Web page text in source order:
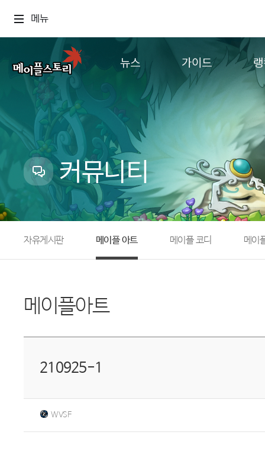
메뉴
뉴스
업데이트
이벤트
캐시샵 공지
메이플 알림판
with maple
가이드
추가정보
컨텐
커뮤니티
자유게시판 메이플 아트 메이플 코디 메이
메이플아트
210925-1
WVSF